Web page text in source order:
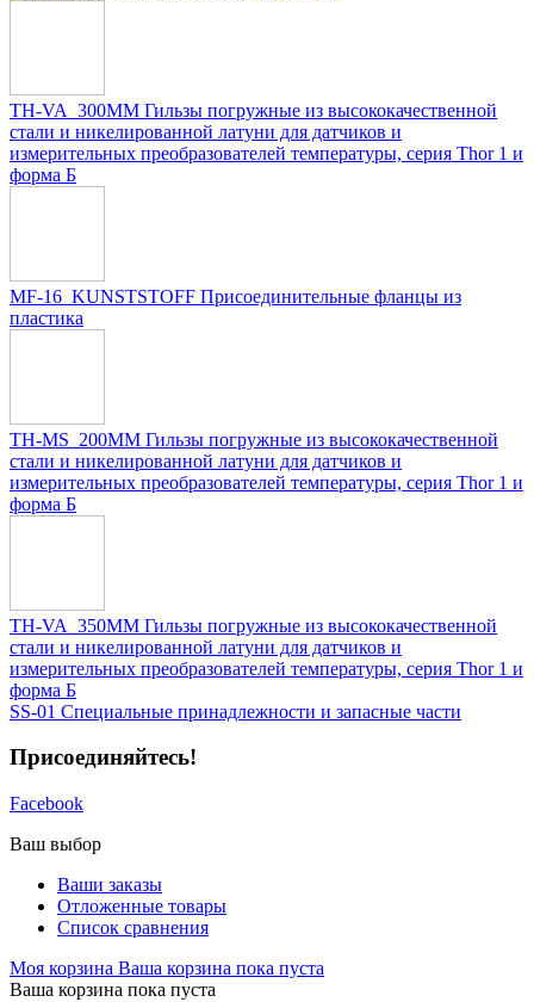
TH-VA_300MM Гильзы погружные из высококачественной
стали и никелированной латуни для датчиков и
измерительных преобразователей температуры, серия Thor 1 и
форма Б
MF-16_KUNSTSTOFF Присоединительные фланцы из
пластика
TH-MS_200MM Гильзы погружные из высококачественной
стали и никелированной латуни для датчиков и
измерительных преобразователей температуры, серия Thor 1 и
форма Б
TH-VA_350MM Гильзы погружные из высококачественной
стали и никелированной латуни для датчиков и
измерительных преобразователей температуры, серия Thor 1 и
форма Б
SS-01 Специальные принадлежности и запасные части
Присоединяйтесь!
Facebook
Ваш выбор
Ваши заказы
Отложенные товары
Список сравнения
Моя корзина Ваша корзина пока пуста
Ваша корзина пока пуста